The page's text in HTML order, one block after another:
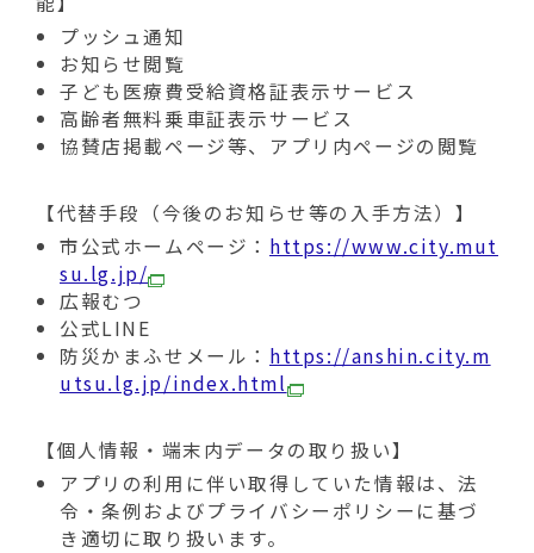
プッシュ通知
お知らせ閲覧
子ども医療費受給資格証表示サービス
高齢者無料乗車証表示サービス
協賛店掲載ページ等、アプリ内ページの閲覧
【代替手段（今後のお知らせ等の入手方法）】
市公式ホームページ： https://www.city.mut
su.lg.jp/
広報むつ
公式LINE
防災かまふせメール： https://anshin.city.m
utsu.lg.jp/index.html
【個人情報・端末内データの取り扱い】
アプリの利用に伴い取得していた情報は、法
令・条例およびプライバシーポリシーに基づ
き適切に取り扱います。